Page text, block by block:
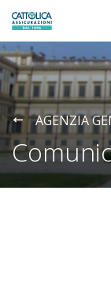
Generali logo
AGENZIA